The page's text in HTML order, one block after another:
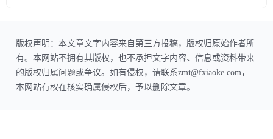
版权声明：本文章文字内容来自第三方投稿，版权归原始作者所
有。本网站不拥有其版权，也不承担文字内容、信息或资料带来
的版权归属问题或争议。如有侵权，请联系zmt@fxiaoke.com，
本网站有权在核实确属侵权后，予以删除文章。